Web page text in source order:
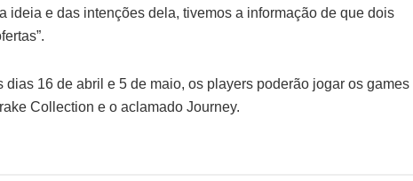
ideia e das intenções dela, tivemos a informação de que dois
dias 16 de abril e 5 de maio, os players poderão jogar os games
Collection e o aclamado Journey.